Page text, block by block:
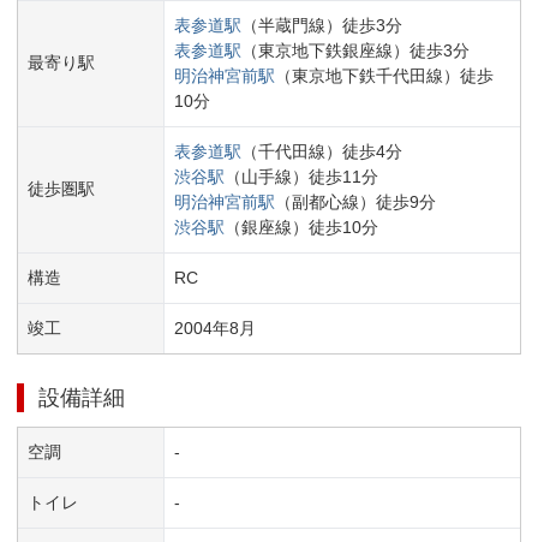
最寄り駅
表参道駅 （半蔵門線） 徒歩3分
表参道駅 （東京地下鉄銀座線） 徒歩3分
明治神宮前駅 （東京地下鉄千代田線） 徒歩
10分
徒歩圏駅
表参道駅 （千代田線） 徒歩4分
渋谷駅 （山手線） 徒歩11分
明治神宮前駅 （副都心線） 徒歩9分
渋谷駅 （銀座線） 徒歩10分
構造 RC
竣工 2004年8 月
設備詳細
空調 -
トイレ -